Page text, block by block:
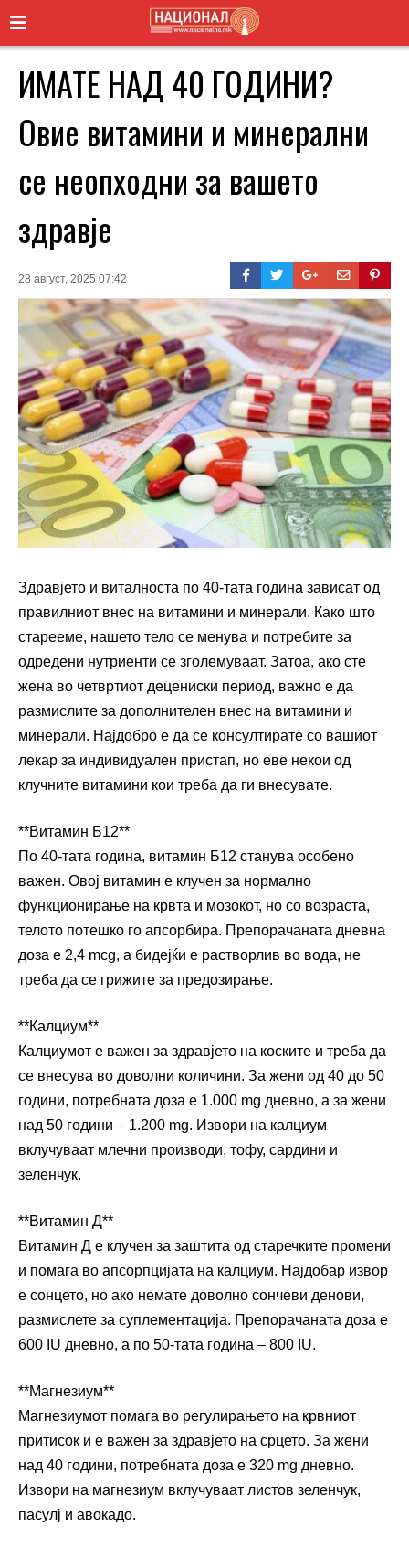
ИМАТЕ НАД 40 ГОДИНИ?
Овие витамини и минерални
се неопходни за вашето
здравје
28 август, 2025 07:42
Здравјето и виталноста по 40-тата година зависат од
правилниот внес на витамини и минерали. Како што
старееме, нашето тело се менува и потребите за
одредени нутриенти се зголемуваат. Затоа, ако сте
жена во четвртиот децениски период, важно е да
размислите за дополнителен внес на витамини и
минерали. Најдобро е да се консултирате со вашиот
лекар за индивидуален пристап, но еве некои од
клучните витамини кои треба да ги внесувате.
**Витамин Б12**
По 40-тата година, витамин Б12 станува особено
важен. Овој витамин е клучен за нормално
функционирање на крвта и мозокот, но со возраста,
телото потешко го апсорбира. Препорачаната дневна
доза е 2,4 mcg, а бидејќи е растворлив во вода, не
треба да се грижите за предозирање.
**Калциум**
Калциумот е важен за здравјето на коските и треба да
се внесува во доволни количини. За жени од 40 до 50
години, потребната доза е 1.000 mg дневно, а за жени
над 50 години – 1.200 mg. Извори на калциум
вклучуваат млечни производи, тофу, сардини и
зеленчук.
**Витамин Д**
Витамин Д е клучен за заштита од старечките промени
и помага во апсорпцијата на калциум. Најдобар извор
е сонцето, но ако немате доволно сончеви денови,
размислете за суплементација. Препорачаната доза е
600 IU дневно, а по 50-тата година – 800 IU.
**Магнезиум**
Магнезиумот помага во регулирањето на крвниот
притисок и е важен за здравјето на срцето. За жени
над 40 години, потребната доза е 320 mg дневно.
Извори на магнезиум вклучуваат листов зеленчук,
пасулј и авокадо.